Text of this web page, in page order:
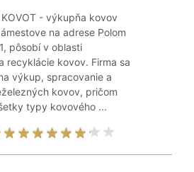
- výkupňa kovov
na adrese Polom
pôsobí v oblasti
recyklácie kovov. Firma sa
výkup, spracovanie a
kovov, pričom
typy kovového ...